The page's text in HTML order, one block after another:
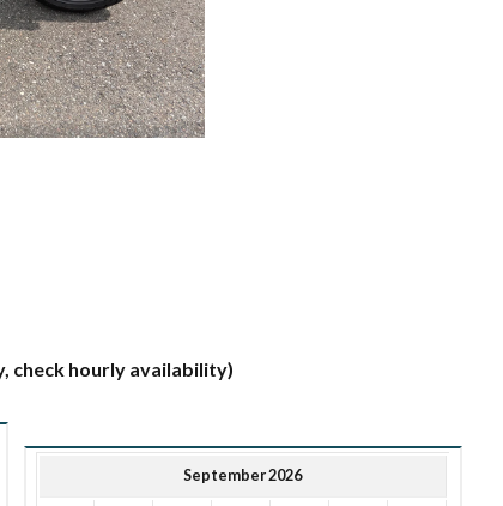
check hourly availability)
September 2026